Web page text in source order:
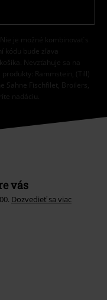
je možné kombinovať s
bude zľava
Nevzťahuje sa na
Rammstein, (Till)
Sahne Fischfilet, Broilers,
nadáciu.
vás
Dozvedieť sa viac